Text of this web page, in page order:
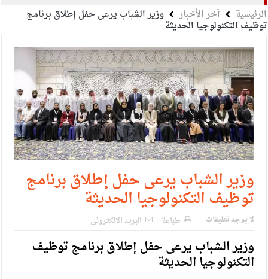
الصحة: 1257 شهيدا بغزة منذ وقف النار
حزب التغيير يطلق فعاليات اعمال المدرسة الحزبية..صور
مدير مهرجان جرش.. نهج ميداني يؤمن بلغة الحوار والشراكة
الرئيسية آخر الأخبار وزير الشباب يرعى حفل إطلاق برنامج
توظيف التكنولوجيا الحديثة
وزير الشباب يرعى حفل إطلاق برنامج
توظيف التكنولوجيا الحديثة
لا يوجد تعليقات طباعة البريد الالكترونى
وزير الشباب يرعى حفل إطلاق برنامج توظيف
التكنولوجيا الحديثة